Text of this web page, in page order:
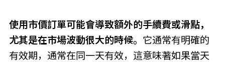
使用市價訂單可能會導致額外的手續費或滑點，
尤其是在市場波動很大的時候。 它通常有明確的
有效期，通常在同一天有效，這意味著如果當天